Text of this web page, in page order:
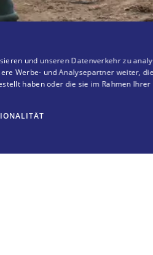
und unseren Datenverkehr zu
Werbe- und Analysepartner weiter,
haben oder die sie im Rahmen